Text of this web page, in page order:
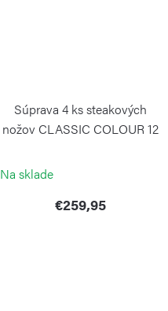
Súprava 4 ks steakových
nožov CLASSIC COLOUR 12
Na sklade
€259,95